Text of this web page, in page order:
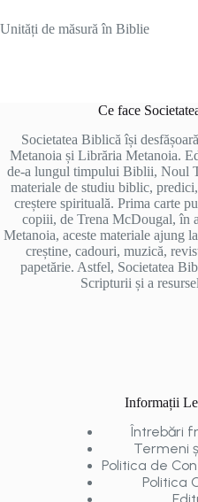
Unități de măsură în Biblie
Ce face
Societatea Biblică își
Metanoia și Librăria Metanoia.
de-a lungul timpului Biblii, Noul
materiale de studiu biblic,
creștere spirituală. Prima carte
copiii, de Trena McDougal, în
Metanoia, aceste materiale ajung
creștine, cadouri, muzică,
papetărie. Astfel, Societatea
Scripturii și a
Informații
Întrebări
Termeni
Politica de
Politica